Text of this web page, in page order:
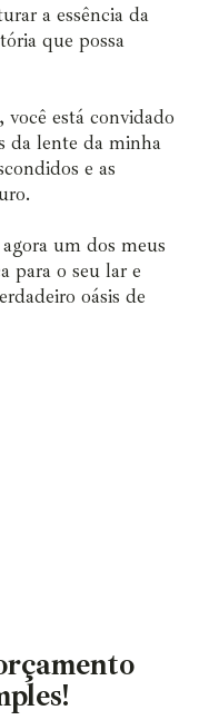
a essência da
que possa
está convidado
da lente da minha
e as
um dos meus
para o seu lar e
oásis de